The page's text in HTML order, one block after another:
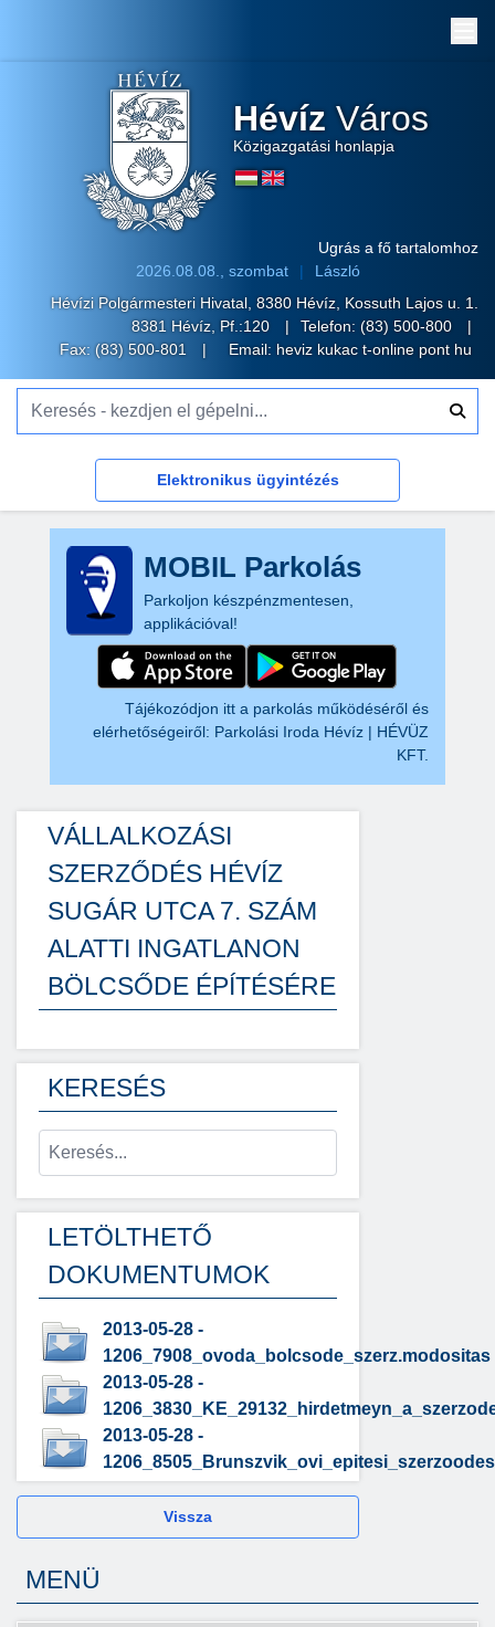
Hévíz Város
Közigazgatási honlapja
Ugrás a fő tartalomhoz
2026.08.08., szombat
László
Hévízi Polgármesteri Hivatal, 8380 Hévíz, Kossuth Lajos u. 1.
8381 Hévíz, Pf.:120
Telefon: (83) 500-800
Fax: (83) 500-801
Email: heviz kukac t-online pont hu
Elektronikus ügyintézés
MOBIL Parkolás
Parkoljon készpénzmentesen,
applikációval!
Tájékozódjon itt a parkolás működéséről és
elérhetőségeiről: Parkolási Iroda Hévíz | HÉVÜZ
KFT.
VÁLLALKOZÁSI
SZERZŐDÉS HÉVÍZ
SUGÁR UTCA 7. SZÁM
ALATTI INGATLANON
BÖLCSŐDE ÉPÍTÉSÉRE
KERESÉS
LETÖLTHETŐ
DOKUMENTUMOK
2013-05-28 -
1206_7908_ovoda_bolcsode_szerz.modositas
2013-05-28 -
2013-05-28 -
1206_8505_Brunszvik_ovi_epitesi_szerzoodes
Vissza
MENÜ